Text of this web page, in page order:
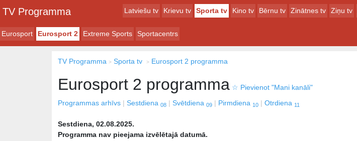
TV Programma Latviešu tv Krievu tv Sporta tv Kino tv Bērnu tv Zinātnes tv Ziņu tv
Eurosport Eurosport 2 Extreme Sports Sportacentrs
TV Programma Sporta tv Eurosport 2 programma
Eurosport 2 programma ☆ Pievienot "Mani kanāli"
Programmas arhīvs
Sestdiena 08 Svētdiena 09 Pirmdiena 10 Otrdiena 11
Sestdiena, 02.08.2025.
Programma nav pieejama izvēlētajā datumā.